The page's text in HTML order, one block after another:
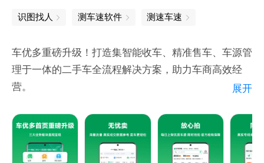
2.将相机瞄准受测物，让红色十字落在物体底部的位
3.锁定位置测量并获取距离读数。
注意：
此应用程序的准确度依赖于手机传感器的实际情况。
关键词：量身高 测距离 挂画校准 AI测量 AI计数 AI钢
筋计数 AI竹签计数 lcl 打猎 测距 房屋测量 行距 海拨
测量 stan 量距离 测量器 面积测量仪 测量软件 eter
11、支持标记点开启线路导航；
14、面积测量-支持自动追踪测量和手动面积测量；
15、专业功能：新增电力行业、铁路、农村金融等专
业模块
16、团队组队：可以创建团队来共享数据、协同作
业、派发工单、巡检等功能
识图找人 测车速软件 测速车速
车优多重磅升级！打造集智能收车、精准售车、车源管
理于一体的二手车全流程解决方案，助力车商高效经
营。
欢迎各位车商伙伴体验专业级二手车经营管理平台。
展开